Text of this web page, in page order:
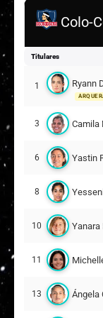
Colo-
Titulares
1 Ryann
3 Camila
6 Yastin
8
10 Yanara
11
13 Ángela